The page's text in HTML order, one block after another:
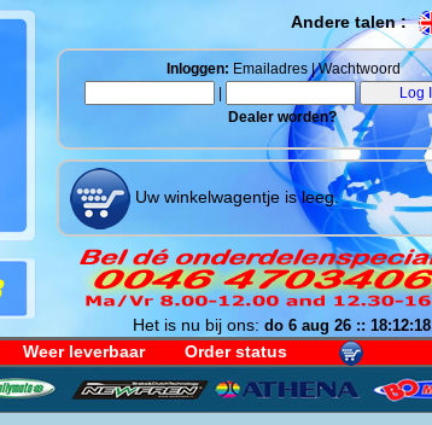
Andere talen :
Inloggen: Emailadres | Wachtwoord
Dealer worden?
Uw winkelwagentje is leeg.
Het is nu bij ons: do 6 aug 26 :: 18:12:19
Weer leverbaar Order status